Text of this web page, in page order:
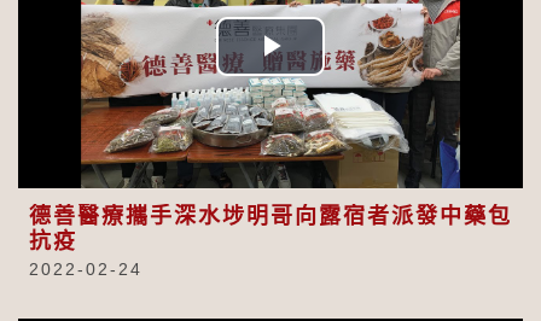
Play
Video
德善醫療攜手深水埗明哥向露宿者派發中藥包
抗疫
2022-02-24